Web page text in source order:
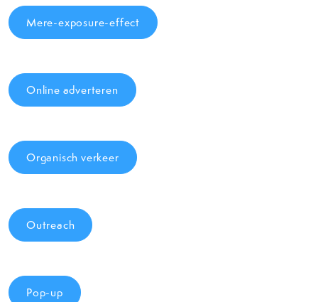
Mere-exposure-effect
Online adverteren
Organisch verkeer
Outreach
Pop-up